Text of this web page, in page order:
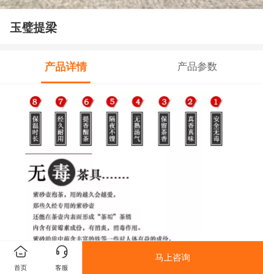
玉璧提梁
产品详情 产品参数
首页 客服
马上咨询